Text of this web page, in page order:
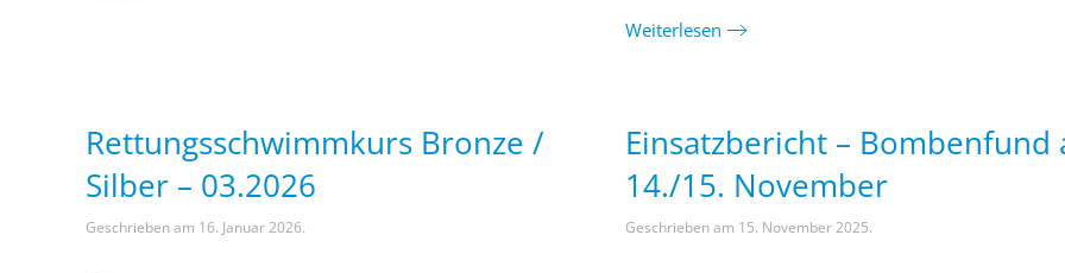
Weiterlesen
Rettungsschwimmkurs Bronze /
Silber – 03.2026
Geschrieben am 16. Januar 2026.
Einsatzbericht – Bombenfund
14./15. November
Geschrieben am 15. November 2025.